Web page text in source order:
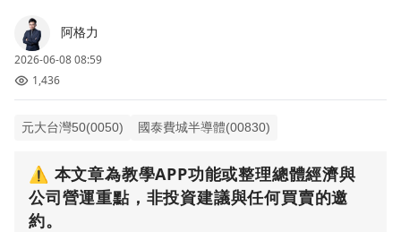
阿格力
2026-06-08 08:59
1,436
元大台灣50(0050) 國泰費城半導體(00830)
⚠️ 本文章為教學APP功能或整理總體經濟與
公司營運重點，非投資建議與任何買賣的邀
約。